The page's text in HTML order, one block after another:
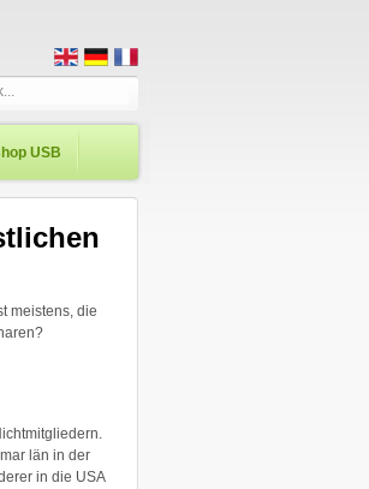
USB
meistens, die
län in der
in die USA